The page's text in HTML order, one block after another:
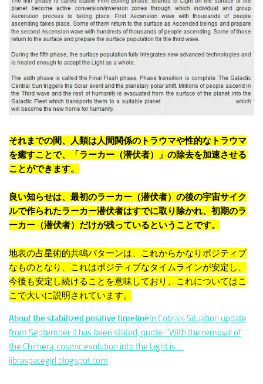
それまでの間、人類は人間関係のトラウマや性的なトラウマ
を癒すことで、「ラーカー（潜伏者）」の除去を加速させる
ことができます。
良い知らせは、最初のラーカー（潜伏者）の後の宇宙サイク
ルで作られたラーカー潜伏者はすでに取り除かれ、初期のラ
ーカー（潜伏者）だけが残っているということです。
地表の占星術的共鳴パターンは、これからかなりポジティブ
なものとなり、これはポジティブなタイムラインが安定し、
今後も安定し続けることを意味しており、これについてはこ
こで大いに説明されています。
About the stabilized positive timelineIn Cobra’s Situation update
from September it has been stated, quote: “With the removal of
the Chimera, cosmic evolution into the Light is …
libraspacegirl.blogspot.com